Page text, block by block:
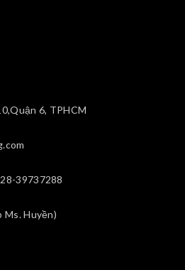
6, TPHCM
39737288
Ms. Huyền)